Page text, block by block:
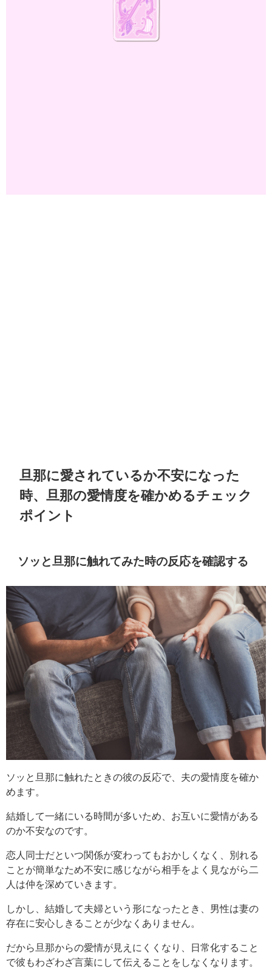
旦那に愛されているか不安になった
時、旦那の愛情度を確かめるチェック
ポイント
ソッと旦那に触れてみた時の反応を確認する
ソッと旦那に触れたときの彼の反応で、夫の愛情度を確か
めます。
結婚して一緒にいる時間が多いため、お互いに愛情がある
のか不安なのです。
恋人同士だといつ関係が変わってもおかしくなく、別れる
ことが簡単なため不安に感じながら相手をよく見ながら二
人は仲を深めていきます。
しかし、結婚して夫婦という形になったとき、男性は妻の
存在に安心しきることが少なくありません。
だから旦那からの愛情が見えにくくなり、日常化すること
で彼もわざわざ言葉にして伝えることをしなくなります。